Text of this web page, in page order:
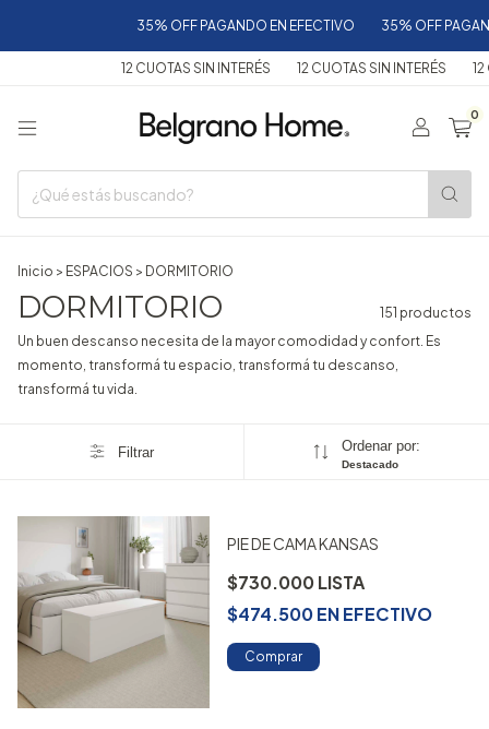
35% OFF PAGANDO EN EFECTIVO 35% OFF PAGANDO EN
12 CUOTAS SIN INTERÉS 12 CUOTAS SIN INTERÉS 12 CUOTAS SIN
0
Inicio > ESPACIOS > DORMITORIO
DORMITORIO
151 productos
Un buen descanso necesita de la mayor comodidad y confort. Es
momento, transformá tu espacio, transformá tu descanso,
transformá tu vida.
Filtrar Ordenar por:
Destacado
PIE DE CAMA KANSAS
$730.000
$474.500ENEFECTIVO
Comprar